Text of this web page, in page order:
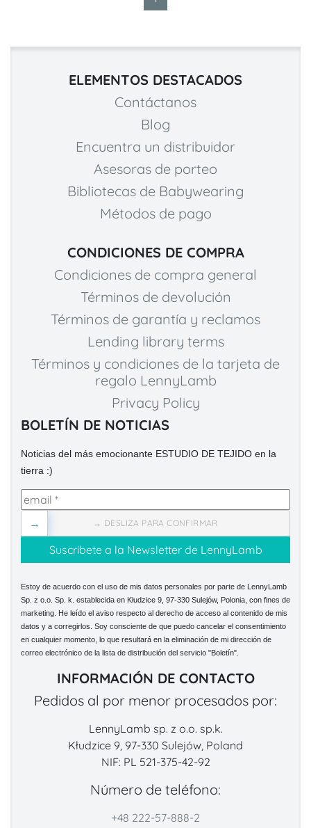
ELEMENTOS DESTACADOS
Contáctanos
Blog
Encuentra un distribuidor
Asesoras de porteo
Bibliotecas de Babywearing
Métodos de pago
CONDICIONES DE COMPRA
Condiciones de compra general
Términos de devolución
Términos de garantía y reclamos
Lending library terms
Términos y condiciones de la tarjeta de
regalo LennyLamb
Privacy Policy
BOLETÍN DE NOTICIAS
Noticias del más emocionante ESTUDIO DE TEJIDO en la
tierra :)
→ DESLIZA PARA CONFIRMAR
→
Estoy de acuerdo con el uso de mis datos personales por parte de LennyLamb
Sp. z o.o. Sp. k. establecida en Kłudzice 9, 97-330 Sulejów, Polonia, con fines de
marketing. He leído el aviso respecto al derecho de acceso al contenido de mis
datos y a corregirlos. Soy consciente de que puedo cancelar el consentimiento
en cualquier momento, lo que resultará en la eliminación de mi dirección de
correo electrónico de la lista de distribución del servicio "Boletín".
INFORMACIÓN DE CONTACTO
Pedidos al por menor procesados por:
LennyLamb sp. z o.o. sp.k.
Kłudzice 9, 97-330 Sulejów, Poland
NIF: PL 521-375-42-92
Número de teléfono:
+48 222-57-888-2